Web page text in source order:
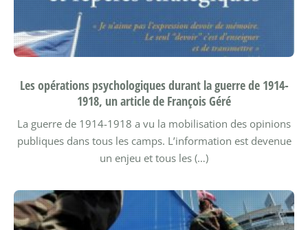
Les opérations psychologiques durant la guerre de 1914-
1918, un article de François Géré
La guerre de 1914-1918 a vu la mobilisation des opinions
publiques dans tous les camps. L’information est devenue
un enjeu et tous les (…)